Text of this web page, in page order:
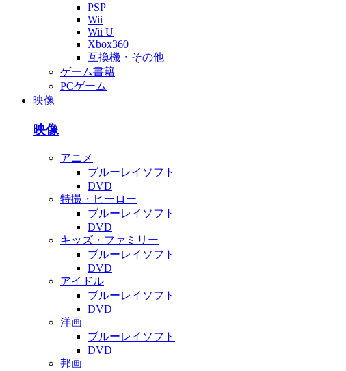
PSP
Wii
Wii U
Xbox360
互換機・その他
ゲーム書籍
PCゲーム
映像
映像
アニメ
ブルーレイソフト
DVD
特撮・ヒーロー
ブルーレイソフト
DVD
キッズ・ファミリー
ブルーレイソフト
DVD
アイドル
ブルーレイソフト
DVD
洋画
ブルーレイソフト
DVD
邦画